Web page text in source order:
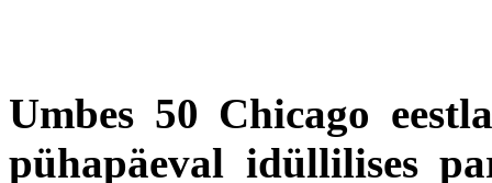
Umbes 50 Chicago
pühapäeval idüllilises